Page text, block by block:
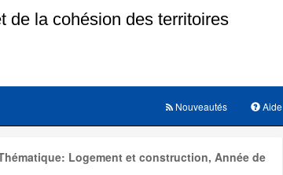
Aide
Nouveautés
Logement et construction, Année de